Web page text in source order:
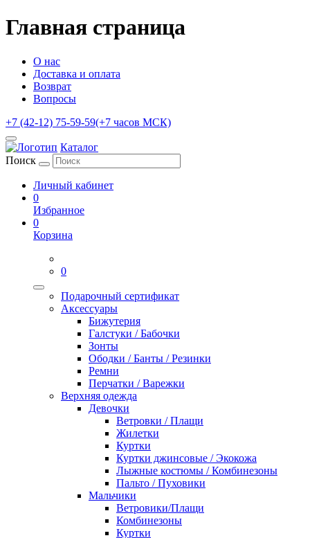
Главная страница
О нас
Доставка и оплата
Возврат
Вопросы
+7 (42-12) 75-59-59(+7 часов МСК)
Каталог
Поиск
Личный кабинет
0
Избранное
0
Корзина
0
Подарочный сертификат
Аксессуары
Бижутерия
Галстуки / Бабочки
Зонты
Ободки / Банты / Резинки
Ремни
Перчатки / Варежки
Верхняя одежда
Девочки
Ветровки / Плащи
Жилетки
Куртки
Куртки джинсовые / Экокожа
Лыжные костюмы / Комбинезоны
Пальто / Пуховики
Мальчики
Ветровики/Плащи
Комбинезоны
Куртки